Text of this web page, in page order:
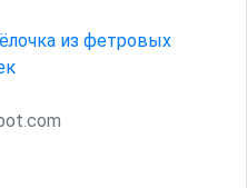
из фетровых